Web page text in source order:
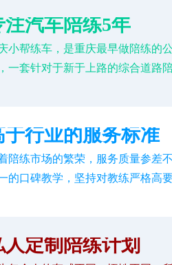
注汽车陪练5年
小帮练车，是重庆最早做陪练的
一套针对于新于上路的综合道路
于行业的服务标准
陪练市场的繁荣，服务质量参差
的口碑教学，坚持对教练严格高
人定制陪练计划